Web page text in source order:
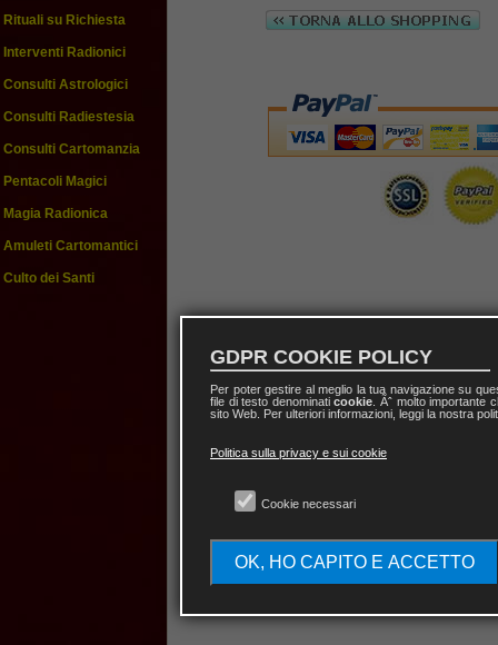
Rituali su Richiesta
Interventi Radionici
Consulti Astrologici
Consulti Radiestesia
Consulti Cartomanzia
Pentacoli Magici
Magia Radionica
Amuleti Cartomantici
Culto dei Santi
GDPR COOKIE POLICY
Per poter gestire al meglio la tua navigazione su
file di testo denominaticookie . Ãˆ molto
sito Web. Per ulteriori informazioni, leggi la nostra
Politica sulla privacy e sui cookie
Cookie necessari
OK, HO CAPITO E ACCETTO